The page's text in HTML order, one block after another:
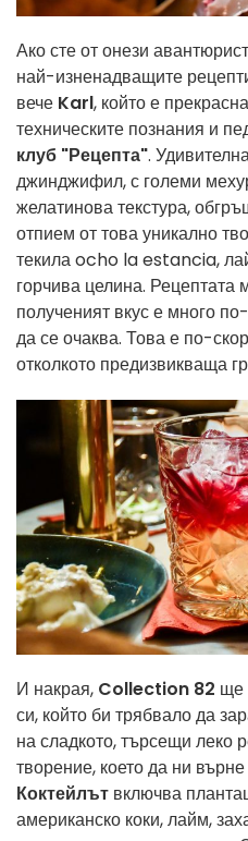
Ако сте от онези
най-изненадващите
вече Karl, който е
техническите познания и
клуб "Рецепта".
джинджифил, с големи
желатинова текстура,
отпием от това уникално
текила ocho la estancia,
горчива целина.
полученият вкус е много
да се очаква. Това е по-
отколкото предизвикваща
И накрая, Collection 82 ще
си, който би трябвало да
на сладкото, търсещи леко
творение, което да ни
Коктейлът включва
американско коки, лайм,